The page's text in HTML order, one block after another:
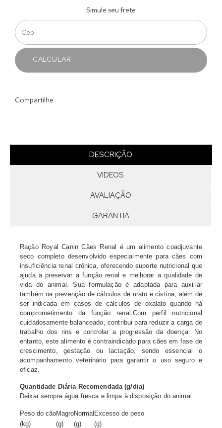
Simule seu frete
CALCULAR
Compartilhe
DESCRIÇÃO
VIDEOS
AVALIAÇÃO
GARANTIA
Ração Royal Canin Cães Renal é um alimento coadjuvante
seco completo desenvolvido especialmente para cães com
insuficiência renal crônica, oferecendo suporte nutricional que
ajuda a preservar a função renal e melhorar a qualidade de
vida do animal. Sua formulação é adaptada para auxiliar
também na prevenção de cálculos de urato e cistina, além de
ser indicada em casos de cálculos de oxalato quando há
comprometimento da função renal.Com perfil nutricional
cuidadosamente balanceado, contribui para reduzir a carga de
trabalho dos rins e controlar a progressão da doença. No
entanto, este alimento é contraindicado para cães em fase de
crescimento, gestação ou lactação, sendo essencial o
acompanhamento veterinário para garantir o uso seguro e
eficaz.
Quantidade Diária Recomendada (g/dia)
Deixar sempre água fresca e limpa à disposição do animal
Peso do cãoMagroNormal Excesso de peso
(kg)
(g) (g)
(g)